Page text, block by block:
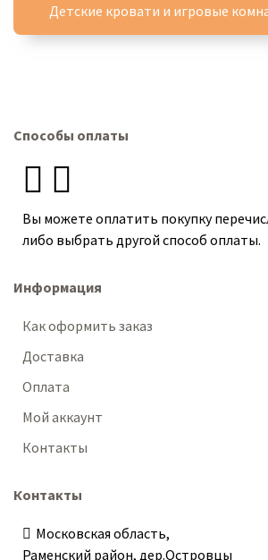
Детские кровати и игровые
Способы оплаты
Вы можете оплатить покупку
либо выбрать другой способ оплаты.
Информация
Как оформить заказ
Доставка
Оплата
Мой аккаунт
Контакты
Контакты
Московская область,
Раменский район, дер.Островцы